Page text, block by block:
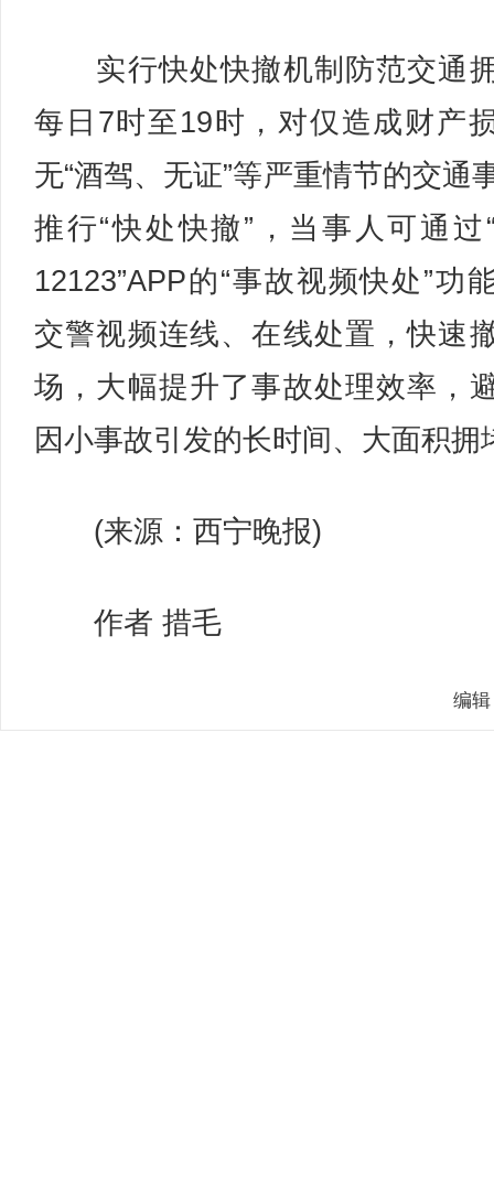
实行快处快撤机制防范交通
每日7时至19时，对仅造成财产
无“酒驾、无证”等严重情节的交通
推行“快处快撤”，当事人可通过
12123”APP的“事故视频快处”功
交警视频连线、在线处置，快速
场，大幅提升了事故处理效率，
因小事故引发的长时间、大面积拥
(来源：西宁晚报)
作者 措毛
编